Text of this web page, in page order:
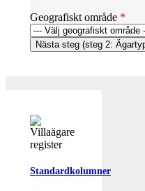
Geografiskt område *
Standardkolumner